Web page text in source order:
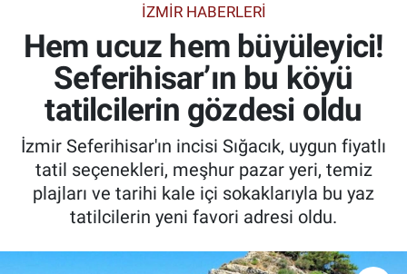
İZMIR HABERLERI
Hem ucuz hem büyüleyici!
Seferihisar’ın bu köyü
tatilcilerin gözdesi oldu
İzmir Seferihisar'ın incisi Sığacık, uygun fiyatlı
tatil seçenekleri, meşhur pazar yeri, temiz
plajları ve tarihi kale içi sokaklarıyla bu yaz
tatilcilerin yeni favori adresi oldu.
İzmir Namaz Vakitleri
İzmir Trafik Yoğunluk Haritası
Süper Lig Puan Durumu ve Fikstür
Tüm Manşetler
Son Dakika Haberleri